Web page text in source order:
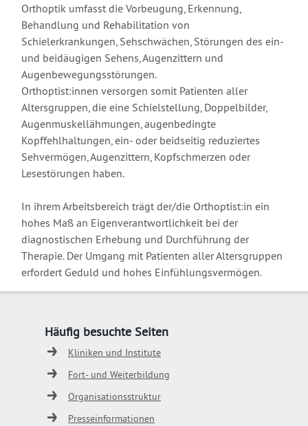
Orthoptik umfasst die Vorbeugung, Erkennung,
Behandlung und Rehabilitation von
Schielerkrankungen, Sehschwächen, Störungen des ein-
und beidäugigen Sehens, Augenzittern und
Augenbewegungsstörungen.
Orthoptist:innen versorgen somit Patienten aller
Altersgruppen, die eine Schielstellung, Doppelbilder,
Augenmuskellähmungen, augenbedingte
Kopffehlhaltungen, ein- oder beidseitig reduziertes
Sehvermögen, Augenzittern, Kopfschmerzen oder
Lesestörungen haben.
In ihrem Arbeitsbereich trägt der/die Orthoptist:in ein
hohes Maß an Eigenverantwortlichkeit bei der
diagnostischen Erhebung und Durchführung der
Therapie. Der Umgang mit Patienten aller Altersgruppen
erfordert Geduld und hohes Einfühlungsvermögen.
Häufig besuchte Seiten
Kliniken und Institute
Fort- und Weiterbildung
Organisationsstruktur
Presseinformationen